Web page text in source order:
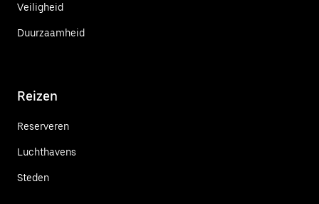
Veiligheid
Duurzaamheid
Reizen
Reserveren
Luchthavens
Steden